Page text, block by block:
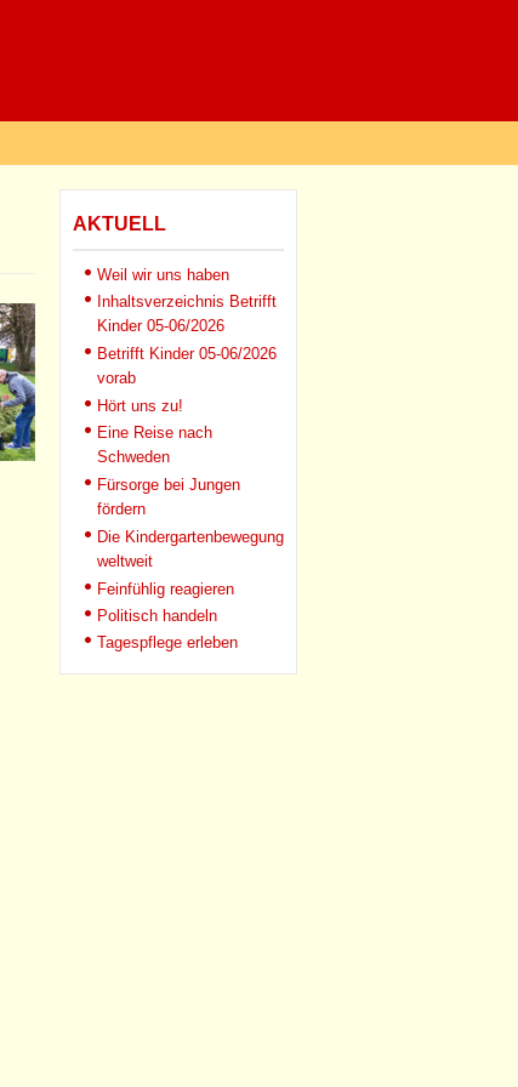
AKTUELL
Weil wir uns haben
Inhaltsverzeichnis Betrifft
Kinder 05-06/2026
Betrifft Kinder 05-06/2026
vorab
Hört uns zu!
Eine Reise nach
Schweden
Fürsorge bei Jungen
fördern
Die Kindergartenbewegung
weltweit
Feinfühlig reagieren
Politisch handeln
Tagespflege erleben